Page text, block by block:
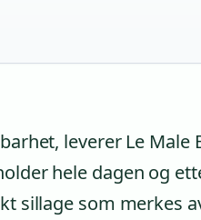
leverer Le Male
hele dagen og
sillage som merkes